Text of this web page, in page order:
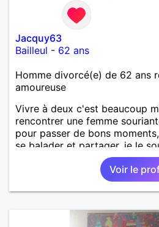
Jacquy63
Bailleul - 62 ans
Homme divorcé(e) de 62 ans
amoureuse
Vivre à deux c'est beaucoup
rencontrer une femme
pour passer de bons
se balader et partager, je le
complicité. J'aime beaucoup
randonnée pour se défouler,
et finalement prendre du bon
de tout dire en quelques
d'informations. A bientôt
Voir le